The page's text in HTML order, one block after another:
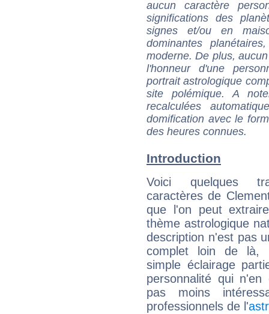
aucun caractère
significations des
signes et/ou en
dominantes
moderne. De plus,
l'honneur d'une
portrait astrologique
site polémique. A
recalculées
domification avec le
des heures connues.
Introduction
Voici quelques
caractères de
que l'on peut
thème astrologique
description n'est pas
complet loin de là,
simple éclairage
personnalité qui n'en
pas moins
professionnels de l'